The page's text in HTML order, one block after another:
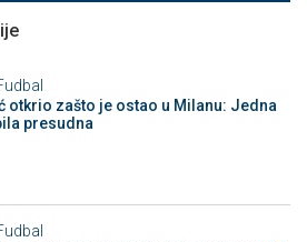
otkrio zašto je ostao u Milanu: Jedna
presudna